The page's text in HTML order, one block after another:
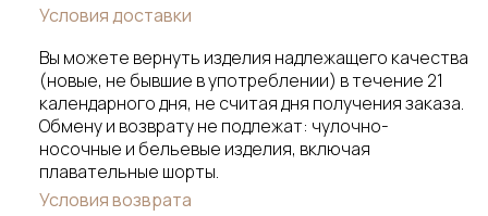
Условия доставки
Вы можете вернуть изделия надлежащего качества
(новые, не бывшие в употреблении) в течение 21
календарного дня, не считая дня получения заказа.
Обмену и возврату не подлежат: чулочно-
носочные и бельевые изделия, включая
плавательные шорты.
Условия возврата